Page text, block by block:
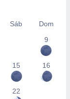
Sáb
Dom
9
15 16
22